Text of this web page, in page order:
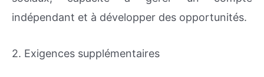
indépendant et à développer des opportunités.
2. Exigences supplémentaires